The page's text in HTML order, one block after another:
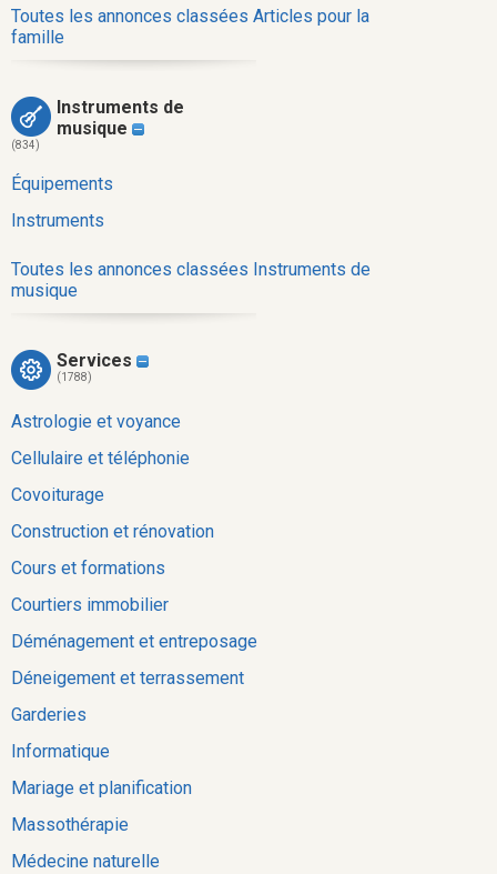
Toutes les annonces classées Articles pour la
famille
Instruments de
musique
(834)
Équipements
Instruments
Toutes les annonces classées Instruments de
musique
Services
(1788)
Astrologie et voyance
Cellulaire et téléphonie
Covoiturage
Construction et rénovation
Cours et formations
Courtiers immobilier
Déménagement et entreposage
Déneigement et terrassement
Garderies
Informatique
Mariage et planification
Massothérapie
Médecine naturelle